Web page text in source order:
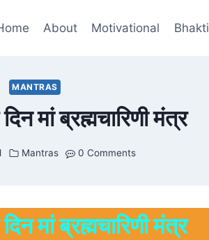
About Motivational Bhakti
MANTRAS
दिन मां ब्रह्मचारिणी मंत्र
Mantras 0 Comments
दिन मां ब्रह्मचारिणी मंत्र